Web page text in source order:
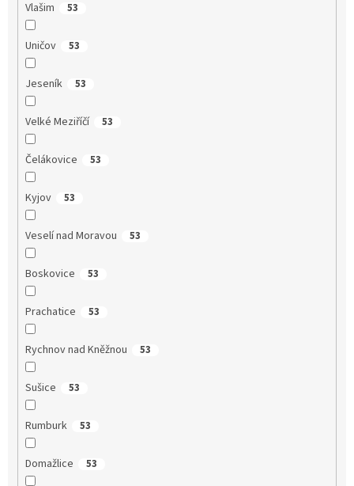
Vlašim 53
Uničov 53
Jeseník 53
Velké Meziříčí 53
Čelákovice 53
Kyjov 53
Veselí nad Moravou 53
Boskovice 53
Prachatice 53
Rychnov nad Kněžnou 53
Sušice 53
Rumburk 53
Domažlice 53